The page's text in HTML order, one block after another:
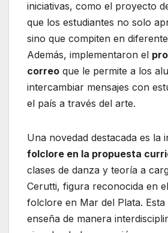
iniciativas, como el proyecto
que los estudiantes no solo
sino que compiten en
Además, implementaron el
correo que le permite a los
intercambiar mensajes con
el país a través del arte.
Una novedad destacada es la
folclore en la propuesta
clases de danza y teoría a
Cerutti, figura reconocida en
folclore en Mar del Plata. Esta
enseña de manera